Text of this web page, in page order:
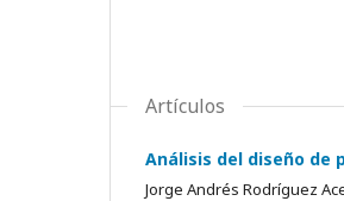
Artículos
Análisis del diseño de
Jorge Andrés Rodríguez